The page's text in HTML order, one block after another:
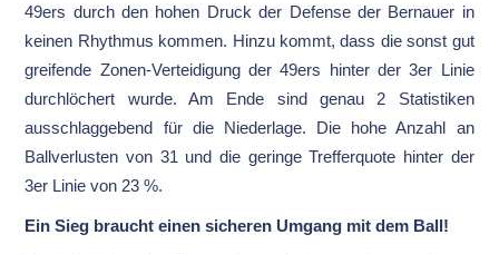
49ers durch den hohen Druck der Defense der Bernauer in
keinen Rhythmus kommen. Hinzu kommt, dass die sonst gut
greifende Zonen-Verteidigung der 49ers hinter der 3er Linie
durchlöchert wurde. Am Ende sind genau 2 Statistiken
ausschlaggebend für die Niederlage. Die hohe Anzahl an
Ballverlusten von 31 und die geringe Trefferquote hinter der
3er Linie von 23 %.
Ein Sieg braucht einen sicheren Umgang mit dem Ball!